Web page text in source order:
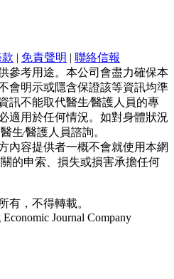
| 免責聲明 | 聯絡信報
參考用途。本公司會盡力確保本
會明示或隱含保證該等資訊均準
訊不能取代醫生∕醫護人員的專
適用於任何情況。如對身體狀況
生∕醫護人員諮詢。
內容提供者一概不會就使用本網
的申索、損失或損害承擔任何
有，不得轉載。
Journal Company